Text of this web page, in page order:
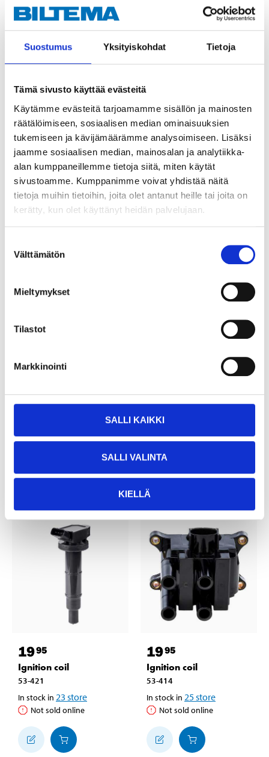
Suostumus Yksityiskohdat Tietoja
Tämä sivusto käyttää evästeitä
Käytämme evästeitä tarjoamamme sisällön ja mainosten
räätälöimiseen, sosiaalisen median ominaisuuksien
tukemiseen ja kävijämäärämme analysoimiseen. Lisäksi
jaamme sosiaalisen median, mainosalan ja analytiikka-
alan kumppaneillemme tietoja siitä, miten käytät
sivustoamme. Kumppanimme voivat yhdistää näitä
tietoja muihin tietoihin, joita olet antanut heille tai joita on
kerätty, kun olet käyttänyt heidän palvelujaan.
valinta
Välttämätön
Mieltymykset
Tilastot
Markkinointi
SALLI KAIKKI
SALLI VALINTA
KIELLÄ
14
Ignition coil
In stock in25 store
Not sold online
37
Ignition coil
53-404
In stock in25 store
Not sold online
Not sold online Not sold online
1995
Ignition coil
53-421
In stock in 23 store
Not sold online
1995
Ignition coil
53-414
In stock in 25store
Not sold online